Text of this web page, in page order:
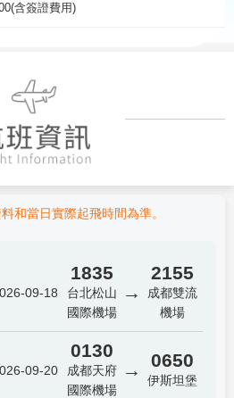
含簽證費用)
和當日實際起飛時間為準。
09-18
1835
台北松山
國際機場
→
2155
成都雙流
機場
09-20
0130
成都天府
國際機場
→ 0650
伊斯坦堡